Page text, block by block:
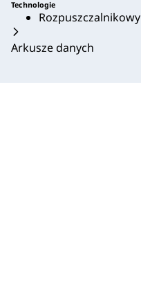
Technologie
Rozpuszczalnikowy
Arkusze danych